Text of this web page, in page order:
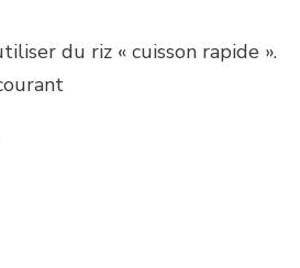
du riz « cuisson rapide ».